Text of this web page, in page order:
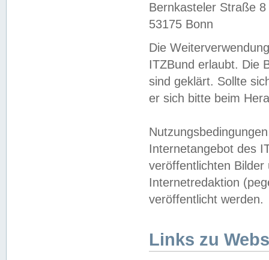
Bernkasteler Straße 8
53175 Bonn
Die
ITZBund erlaubt. Die
sind geklärt. Sollte
er sich bitte beim
Internetangebot des
veröffentlichten
Internetredaktion
veröffentlicht werden.
Links zu